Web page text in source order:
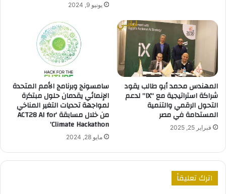
يونيو 9, 2024
المهندس محمد أبو طالب يقود
شراكة استراتيجية مع “IX” لدعم
التحول الرقمي والتنمية
المستدامة في مصر
فبراير 25, 2025
سامسونج وبرنامج الأمم المتحدة
الإنمائي يقدمان حلول مبتكرة
لمواجهة تحديات التغير المناخي
من خلال مسابقة ‘ACT28 AI for
Climate Hackathon’
مايو 28, 2024
اترك تعليقاً